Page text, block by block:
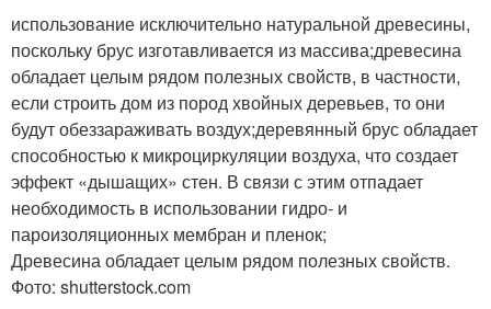
использование исключительно натуральной древесины,
поскольку брус изготавливается из массива;древесина
обладает целым рядом полезных свойств, в частности,
если строить дом из пород хвойных деревьев, то они
будут обеззараживать воздух;деревянный брус обладает
способностью к микроциркуляции воздуха, что создает
эффект «дышащих» стен. В связи с этим отпадает
необходимость в использовании гидро- и
пароизоляционных мембран и пленок;
Древесина обладает целым рядом полезных свойств.
Фото: shutterstock.com